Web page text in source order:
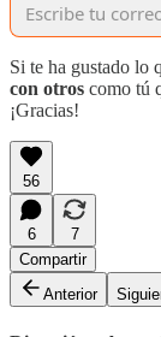
Si te ha gustado lo
con otros como tú
¡Gracias!
56
6
7
Compartir
Anterior